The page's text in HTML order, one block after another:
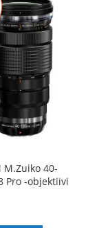
M.Zuiko 40-
Pro -objektiivi